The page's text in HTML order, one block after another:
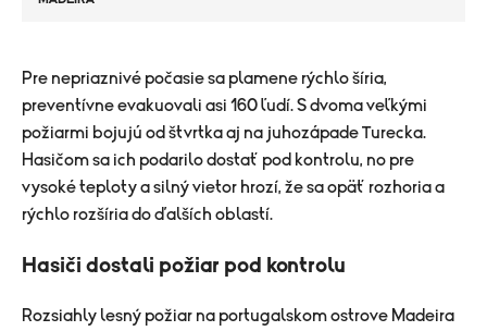
​Pre nepriaznivé počasie sa plamene rýchlo šíria,
preventívne evakuovali asi 160 ľudí. S dvoma veľkými
požiarmi bojujú od štvrtka aj na juhozápade Turecka.
Hasičom sa ich podarilo dostať pod kontrolu, no pre
vysoké teploty a silný vietor hrozí, že sa opäť rozhoria a
rýchlo rozšíria do ďalších oblastí.
Hasiči dostali požiar pod kontrolu
Rozsiahly lesný požiar na portugalskom ostrove Madeira